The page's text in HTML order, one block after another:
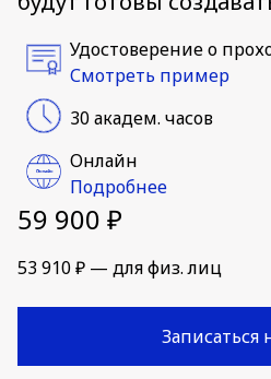
Удостоверение о
Смотреть пример
30 академ. часов
Онлайн
Подробнее
59 900 ₽
53 910 ₽ — для физ. лиц
Записаться